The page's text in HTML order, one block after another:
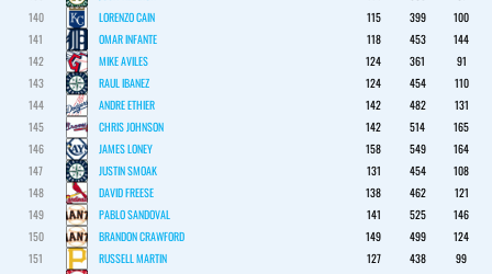
140
LORENZO CAIN 115 399
100
141
OMAR INFANTE 118 453
144
142
MIKE AVILES 124 361
91
143
RAUL IBANEZ 124 454
110
144
ANDRE ETHIER 142 482
131
145
CHRIS JOHNSON 142 514
165
146
JAMES LONEY 158 549
164
147
JUSTIN SMOAK 131 454
108
148
DAVID FREESE 138 462
121
149
PABLO SANDOVAL 141 525
146
150
BRANDON CRAWFORD 149 499
124
151
RUSSELL MARTIN 127 438
99